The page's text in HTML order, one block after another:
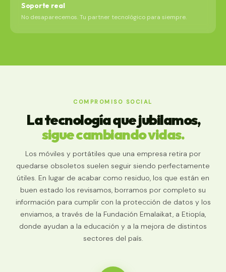
Soporte real
No desaparecemos. Tu partner tecnológico para siempre.
COMPROMISO SOCIAL
La tecnología que jubilamos,
sigue cambiando vidas.
Los móviles y portátiles que una empresa retira por
quedarse obsoletos suelen seguir siendo perfectamente
útiles. En lugar de acabar como residuo, los que están en
buen estado los revisamos, borramos por completo su
información para cumplir con la protección de datos y los
enviamos, a través de la Fundación Emalaikat , a Etiopía,
donde ayudan a la educación y a la mejora de distintos
sectores del país.